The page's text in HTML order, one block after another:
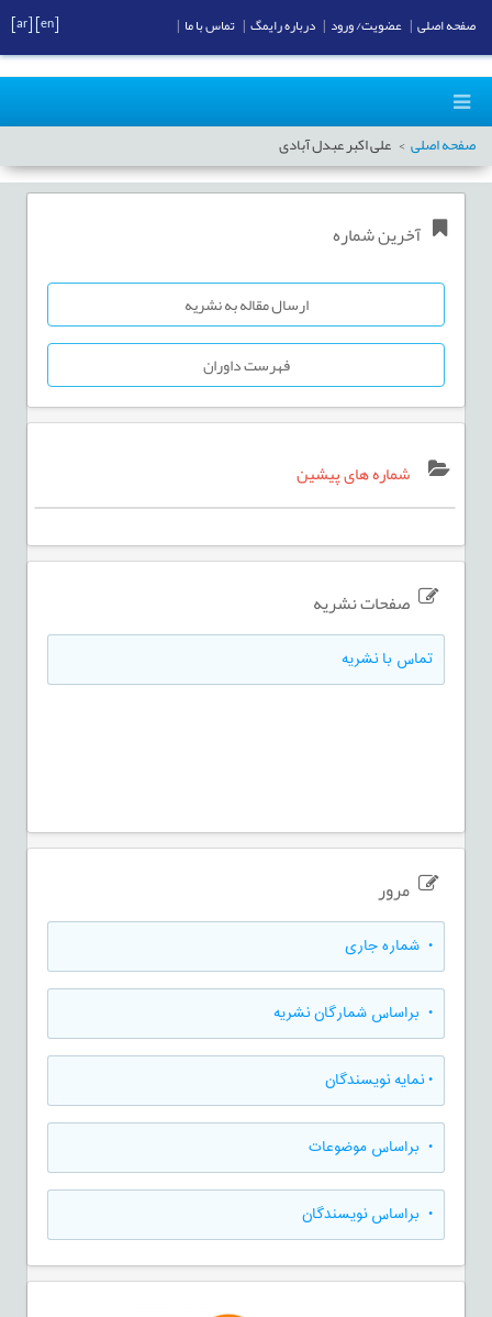
صفحه اصلی علی اکبر عبدل آبادی
آخرین شماره
ارسال مقاله به نشریه
فهرست داوران
شماره های پیشین
صفحات نشریه
تماس با نشریه
مرور
• شماره جاری
• براساس شمارگان نشریه
•نمایه نویسندگان
• براساس موضوعات
• براساس نویسندگان
صفحه اصلی عضویت/ ورود درباره رایمگ تماس با ما [ar]